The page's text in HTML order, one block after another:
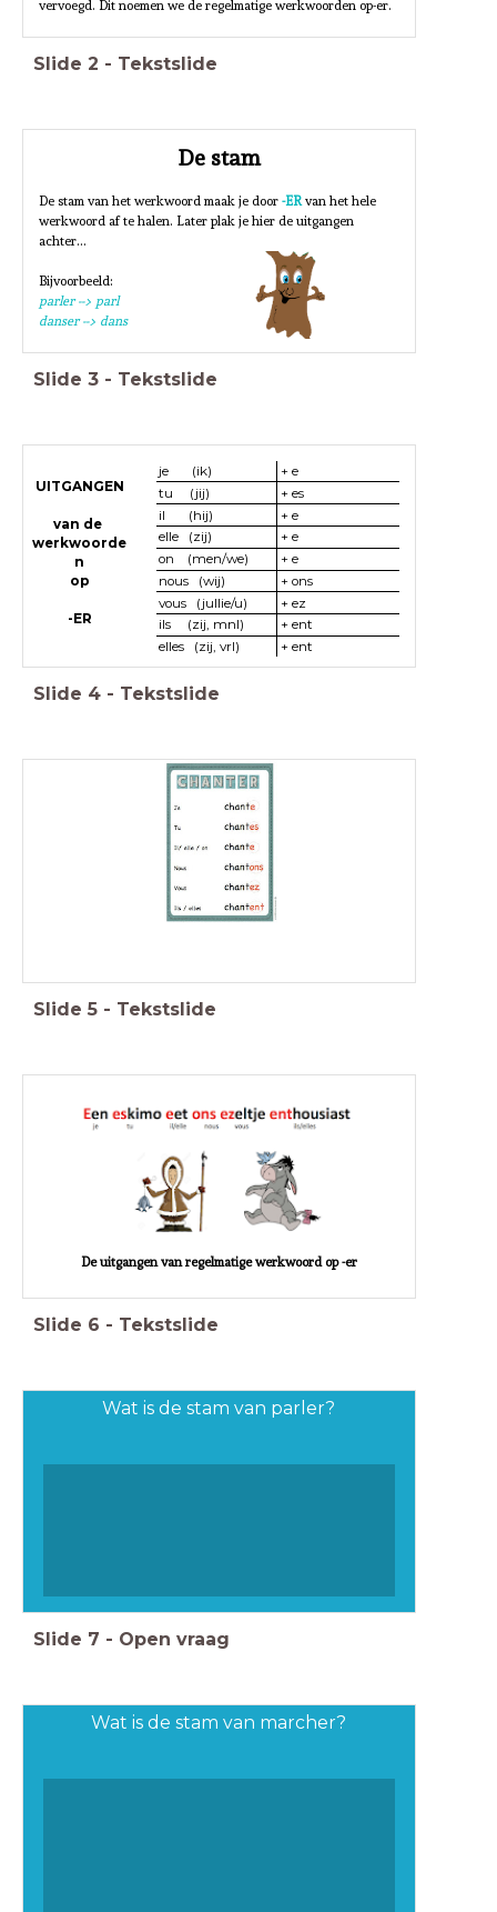
vervoegd. Dit noemen we de regelmatige werkwoorden op-er.
Slide 2 - Tekstslide
De stam
De stam van het werkwoord maak je door -ERvan het hele
werkwoord af te halen. Later plak je hier de uitgangen
achter...
Bijvoorbeeld:
parler --> parl
danser --> dans
Slide 3 - Tekstslide
je (ik)
+ e
tu (jij)
+ es
il (hij)
+ e
elle (zij)
+ e
on (men/we)
+ e
nous (wij)
+ ons
vous (jullie/u)
+ ez
ils (zij, mnl)
+ ent
elles (zij, vrl)
+ ent
UITGANGEN
van de
werkwoorde
n
op
-ER
Slide 4 - Tekstslide
Slide 5 - Tekstslide
De uitgangen van regelmatige werkwoord op -er
Slide 6 - Tekstslide
Wat is de stam van parler?
Slide 7 - Open vraag
Wat is de stam van marcher?